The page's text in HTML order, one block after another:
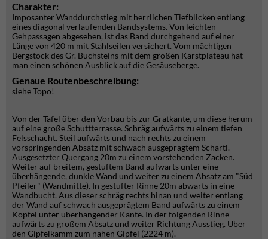
Charakter:
Imposanter Wanddurchstieg mit herrlichen Tiefblicken entlang
eines diagonal verlaufenden Bandsystems. Von leichten
Gehpassagen abgesehen, ist das Band durchgehend auf einer
Länge von 420 m mit Stahlseilen versichert. Vom mächtigen
Bergstock des Gr. Buchsteins mit dem großen Karstplateau hat
man einen schönen Ausblick auf die Gesäuseberge.
Genaue Routenbeschreibung:
siehe Topo!
Von der Tafel über den Vorbau bis zur Gratkante, um diese herum
auf eine große Schuttterrasse. Schräg aufwärts zu einem tiefen
Felsschacht. Steil aufwärts und nach rechts zu einem
vorspringenden Absatz mit schwach ausgeprägtem Schartl.
Ausgesetzter Quergang 20m zu einem vorstehenden Zacken.
Weiter auf breitem, gestuftem Band aufwärts unter eine
überhängende, dunkle Wand und weiter zu einem Absatz am "Süd
Pfeiler" (Wandmitte). In gestufter Rinne 20m abwärts in eine
Wandbucht. Aus dieser schräg rechts hinan und weiter entlang
der Wand auf schwach ausgeprägtem Band aufwärts zu einem
Köpfel unter überhängender Kante. In der folgenden Rinne
aufwärts zu großem Absatz und weiter Richtung Ausstieg. Über
den Gipfelkamm zum nahen Gipfel (2224 m).